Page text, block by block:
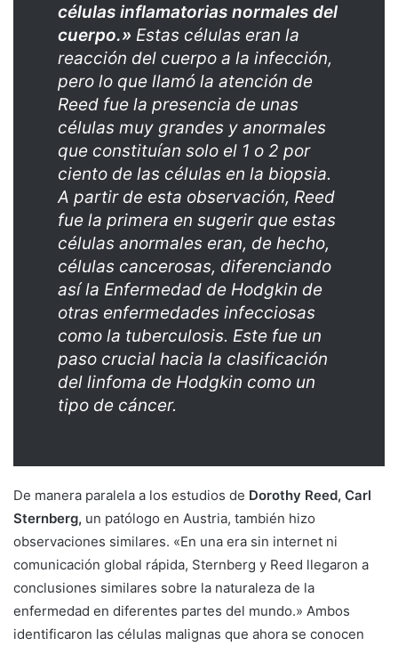
células inflamatorias normales del
cuerpo.» Estas células eran la
reacción del cuerpo a la infección,
pero lo que llamó la atención de
Reed fue la presencia de unas
células muy grandes y anormales
que constituían solo el 1 o 2 por
ciento de las células en la biopsia.
A partir de esta observación, Reed
fue la primera en sugerir que estas
células anormales eran, de hecho,
células cancerosas, diferenciando
así la Enfermedad de Hodgkin de
otras enfermedades infecciosas
como la tuberculosis. Este fue un
paso crucial hacia la clasificación
del linfoma de Hodgkin como un
tipo de cáncer.
De manera paralela a los estudios de Dorothy Reed, Carl
Sternberg, un patólogo en Austria, también hizo
observaciones similares. «En una era sin internet ni
comunicación global rápida, Sternberg y Reed llegaron a
conclusiones similares sobre la naturaleza de la
enfermedad en diferentes partes del mundo.» Ambos
identificaron las células malignas que ahora se conocen